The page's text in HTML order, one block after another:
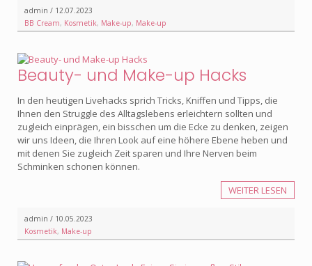
admin / 12.07.2023
BB Cream, Kosmetik, Make-up, Make-up
Beauty- und Make-up Hacks
In den heutigen Livehacks sprich Tricks, Kniffen und Tipps, die
Ihnen den Struggle des Alltagslebens erleichtern sollten und
zugleich einprägen, ein bisschen um die Ecke zu denken, zeigen
wir uns Ideen, die Ihren Look auf eine höhere Ebene heben und
mit denen Sie zugleich Zeit sparen und Ihre Nerven beim
Schminken schonen können.
WEITER LESEN
admin / 10.05.2023
Kosmetik, Make-up